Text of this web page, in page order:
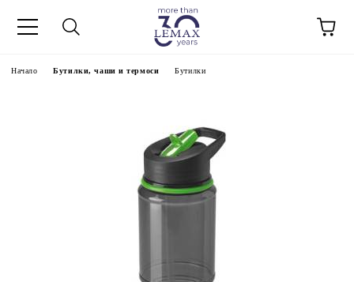
Начало Бутилки, чаши и термоси Бутилки